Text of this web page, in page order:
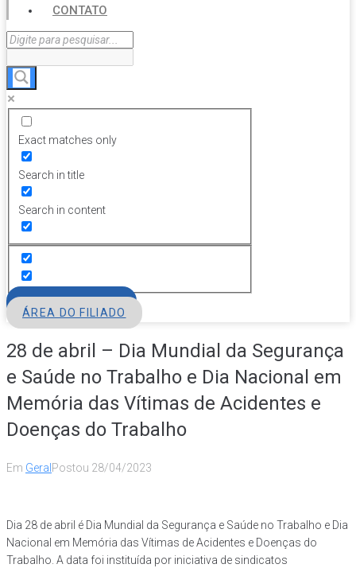
CONTATO
Exact matches only
Search in title
Search in content
ÁREA DO FILIADO
28 de abril – Dia Mundial da Segurança
e Saúde no Trabalho e Dia Nacional em
Memória das Vítimas de Acidentes e
Doenças do Trabalho
Em Geral Postou 28/04/2023
Dia 28 de abril é Dia Mundial da Segurança e Saúde no Trabalho e Dia
Nacional em Memória das Vítimas de Acidentes e Doenças do
Trabalho. A data foi instituída por iniciativa de sindicatos